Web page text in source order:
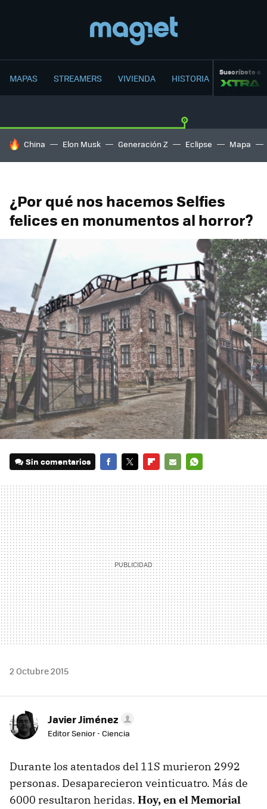
MAPAS STREAMERS VIVIENDA HISTORIA Suscríbete a
HOY SE HABLA DE
China Elon Musk Generación Z Eclipse Mapa
¿Por qué nos hacemos Selfies
felices en monumentos al horror?
Sin comentarios
MAIL
2 Octubre 2015
Javier Jiménez
Editor Senior - Ciencia
Durante los atentados del 11S murieron 2992
personas. Desaparecieron veinticuatro. Más de
6000 resultaron heridas. Hoy, en el Memorial